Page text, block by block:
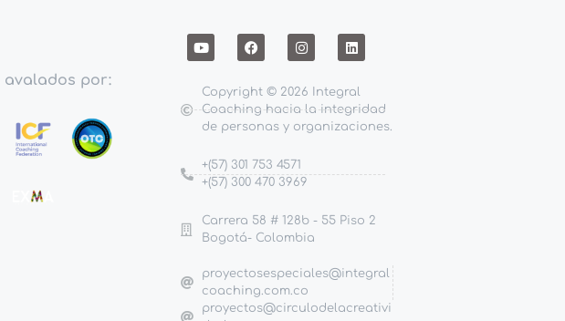
avalados por:
Copyright © 2026 Integral
Coaching hacia la integridad
de personas y organizaciones.
+(57) 301 753 4571
+(57) 300 470 3969
Carrera 58 # 128b - 55 Piso 2
Bogotá- Colombia
proyectosespeciales@integral
coaching.com.co
proyectos@circulodelacreativi